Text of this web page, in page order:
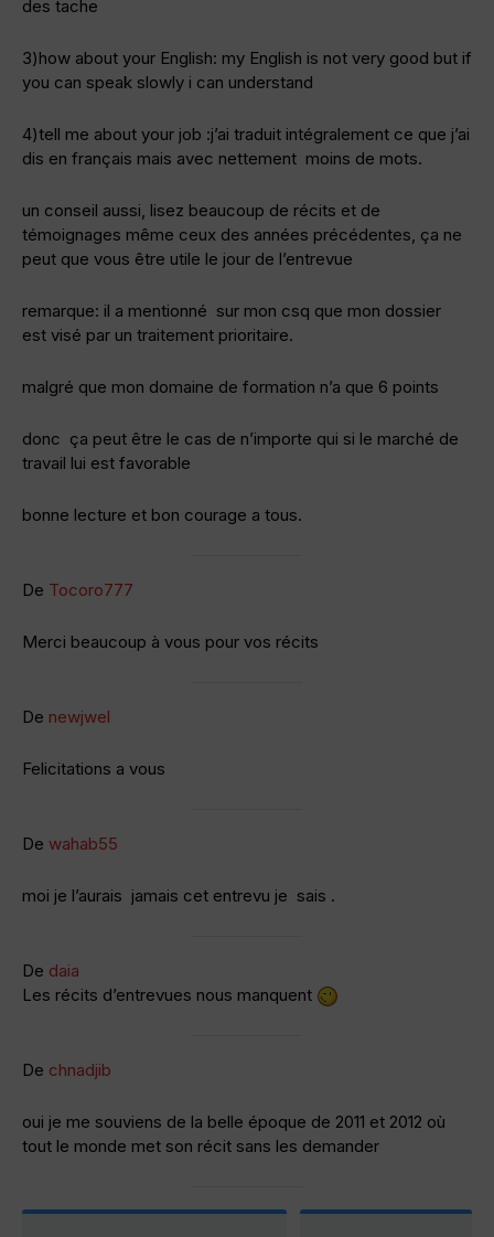
des tache
3)how about your English: my English is not very good but if
you can speak slowly i can understand
4)tell me about your job :j’ai traduit intégralement ce que j’ai
dis en français mais avec nettement moins de mots.
un conseil aussi, lisez beaucoup de récits et de
témoignages même ceux des années précédentes, ça ne
peut que vous être utile le jour de l’entrevue
remarque: il a mentionné sur mon csq que mon dossier
est visé par un traitement prioritaire.
malgré que mon domaine de formation n’a que 6 points
donc ça peut être le cas de n’importe qui si le marché de
travail lui est favorable
bonne lecture et bon courage a tous.
De Tocoro777
Merci beaucoup à vous pour vos récits
De newjwel
Felicitations a vous
De wahab55
moi je l’aurais jamais cet entrevu je sais .
De daia
Les récits d’entrevues nous manquent
De chnadjib
oui je me souviens de la belle époque de 2011 et 2012 où
tout le monde met son récit sans les demander